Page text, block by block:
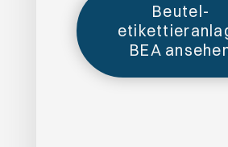
Beutel­
BEA